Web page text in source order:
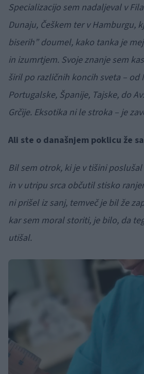
Specializacijo sem nadaljeval v
Dunaju, Češkem ter v Hamburgu,
biserih” doumel, kako tanka je
in izumrtjem. Svoje znanje sem
širil po različnih koncih sveta – od
Portugalske, Španije, Tajske, do
Grčije. Eksotika ni le stroka – je
Ali ste o današnjem poklicu že
Bil sem otrok, ki je v tišini
in v utripu srca občutil stisko
ni prišel iz sanj, temveč je bil že
kar sem moral storiti, je bilo, da
utišal.